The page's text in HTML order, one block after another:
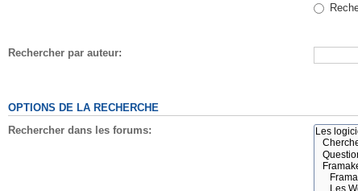
Rechercher par auteur:
OPTIONS DE LA RECHERCHE
Rechercher dans les forums: